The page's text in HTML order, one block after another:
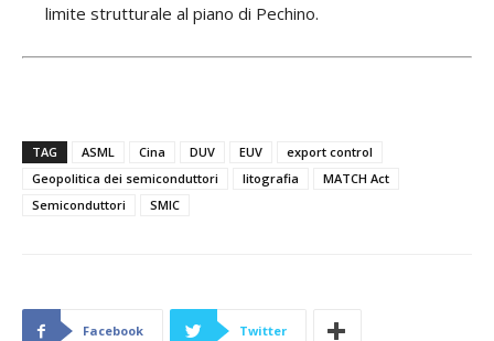
limite strutturale al piano di Pechino.
TAG ASML Cina DUV EUV
export control
Geopolitica dei semiconduttori
litografia
MATCH Act
Semiconduttori
SMIC
Facebook Twitter